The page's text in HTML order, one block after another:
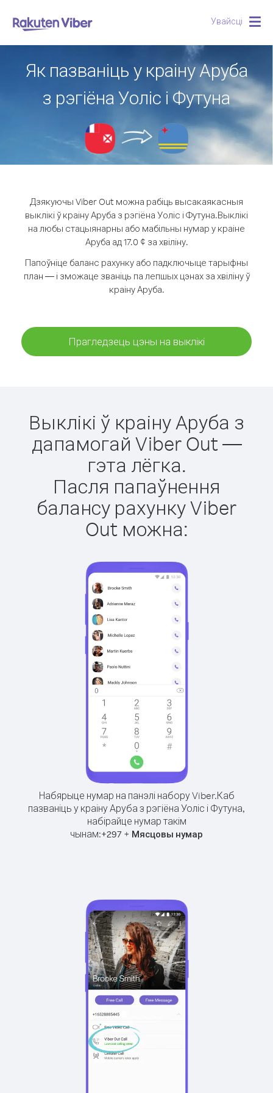
Увайсці
Як пазваніць у краіну Аруба
з рэгіёна Уоліс і Футуна
Дзякуючы Viber Out можна рабіць высакаякасныя
выклікі ў краіну Аруба з рэгіёна Уоліс і Футуна.Выклікі
на любы стацыянарны або мабільны нумар у краіне
Аруба ад 17.0 ¢ за хвіліну.
Папоўніце баланс рахунку або падключыце тарыфны
план — і зможаце званіць па лепшых цэнах за хвіліну ў
краіну Аруба.
Прагледзець цэны на выклікі
Выклікі ў краіну Аруба з
дапамогай Viber Out —
гэта лёгка.
Пасля папаўнення
балансу рахунку Viber
Out можна:
Набярыце нумар на панэлі набору Viber.Каб
пазваніць у краіну Аруба з рэгіёна Уоліс і Футуна,
набірайце нумар такім
чынам:+297 + Мясцовы нумар